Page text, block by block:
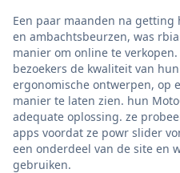
Een paar maanden na
en ambachtsbeurzen, was
manier om online te
bezoekers de kwaliteit van
ergonomische ontwerpen, op
manier te laten zien. hun
adequate oplossing. ze
apps voordat ze powr slider
een onderdeel van de site en
gebruiken.